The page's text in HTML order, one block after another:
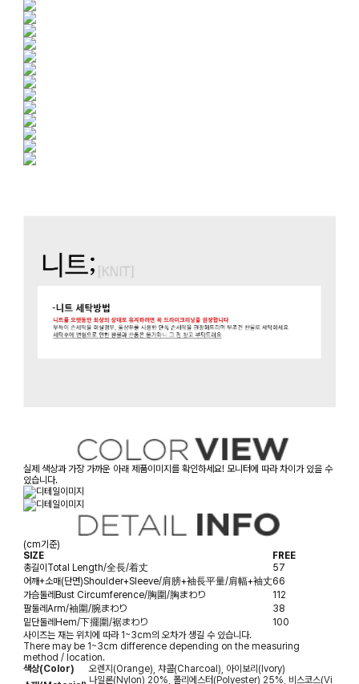
실제 색상과 가장 가까운 아래 제품이미지를 확인하세요! 모니터에 따라 차이가 있을 수
있습니다.
(cm기준)
SIZE
FREE
총길이 Total Length/全長/着丈
57
어깨+소매(단면)Shoulder+Sleeve/肩膀+袖長平量/肩幅+袖丈66
가슴둘레 Bust Circumference/胸圍/胸まわり
112
팔둘레 Arm/袖圍/腕まわり
38
밑단둘레 Hem/下擺圍/裾まわり
100
사이즈는 재는 위치에 따라 1~3cm의 오차가 생길 수 있습니다.
There may be 1~3cm difference depending on the measuring
method / location.
색상(Color)
오렌지(Orange), 챠콜(Charcoal), 아이보리(Ivory)
나일론(Nylon) 20%, 폴리에스터(Polyester) 25%, 비스코스(Vi